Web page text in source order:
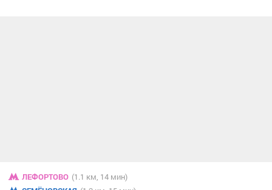
ЛЕФОРТОВО (1.1 км, 14 мин)